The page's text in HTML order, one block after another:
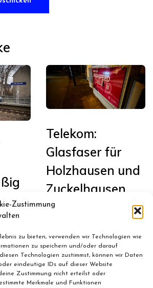
Zustimmung
zu bieten, verwenden wir Technologien wie
zu speichern und/oder darauf
Technologien zustimmst, können wir Daten
eindeutige IDs auf dieser Website
Zustimmung nicht erteilst oder
Merkmale und Funktionen
Telekom:
Glasfaser für
Holzhausen und
Zuckelhausen